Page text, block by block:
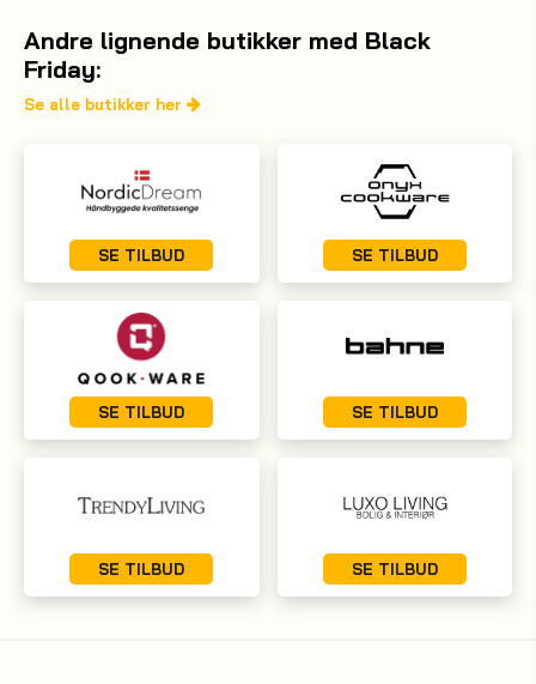
Andre lignende butikker med Black
Friday:
Se alle butikker her
SE TILBUD SE TILBUD
SE TILBUD SE TILBUD
SE TILBUD SE TILBUD